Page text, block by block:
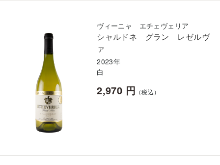
ヴィーニャ エチェヴェリア
シャルドネ グラン レゼルヴ
ァ
2023年
白
2,970 円 （税込）